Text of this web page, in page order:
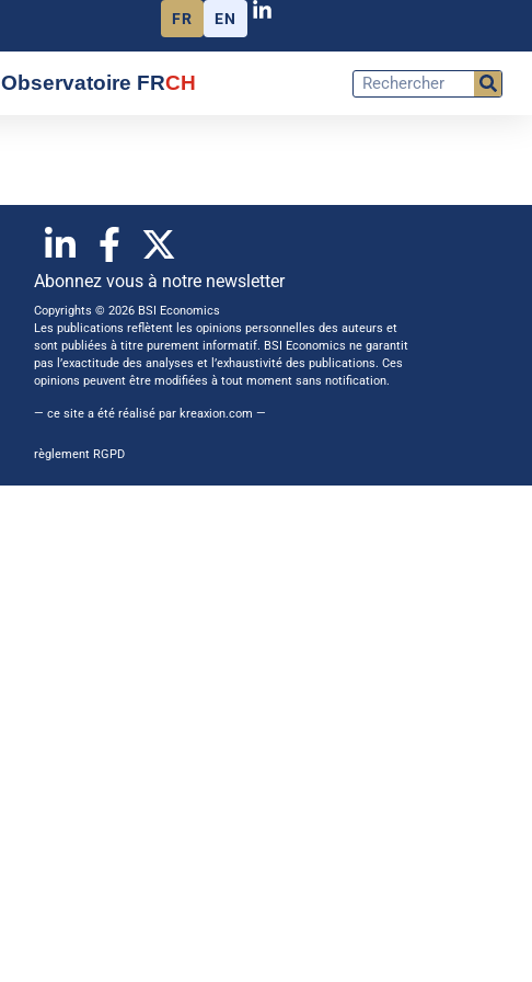
FR EN
Observatoire FRCH
Abonnez vous à notre newsletter
Copyrights © 2026 BSI Economics
Les publications reflètent les opinions personnelles des auteurs et
sont publiées à titre purement informatif. BSI Economics ne garantit
pas l’exactitude des analyses et l’exhaustivité des publications. Ces
opinions peuvent être modifiées à tout moment sans notification.
— ce site a été réalisé par kreaxion.com —
règlement RGPD